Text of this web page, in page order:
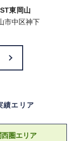
東岡山
市中区神下
績エリア
西圏エリア